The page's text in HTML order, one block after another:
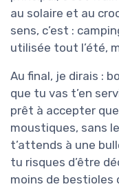
au solaire et au
sens, c’est :
utilisée tout l’été,
Au final, je dirais :
que tu vas t’en
prêt à accepter
moustiques, sans
t’attends à une
tu risques d’être
moins de bestioles